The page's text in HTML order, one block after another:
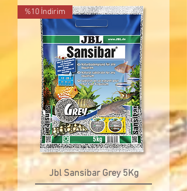
%10 İndirim
Jbl Sansibar Grey 5Kg